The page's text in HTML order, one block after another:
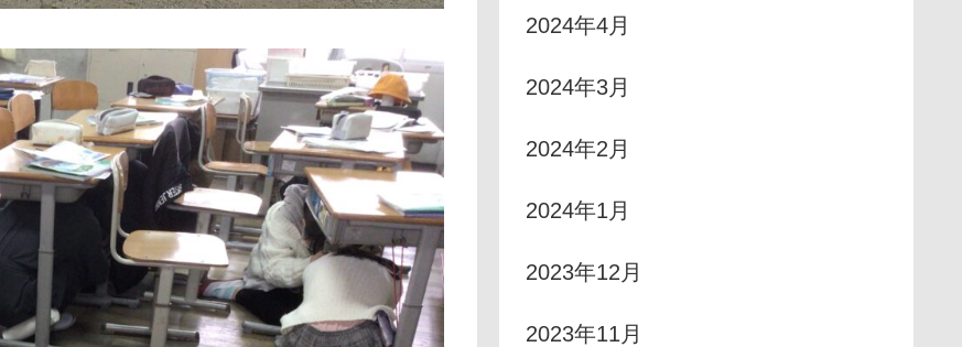
2024年4月
2024年3月
2024年2月
2024年1月
2023年12月
2023年11月